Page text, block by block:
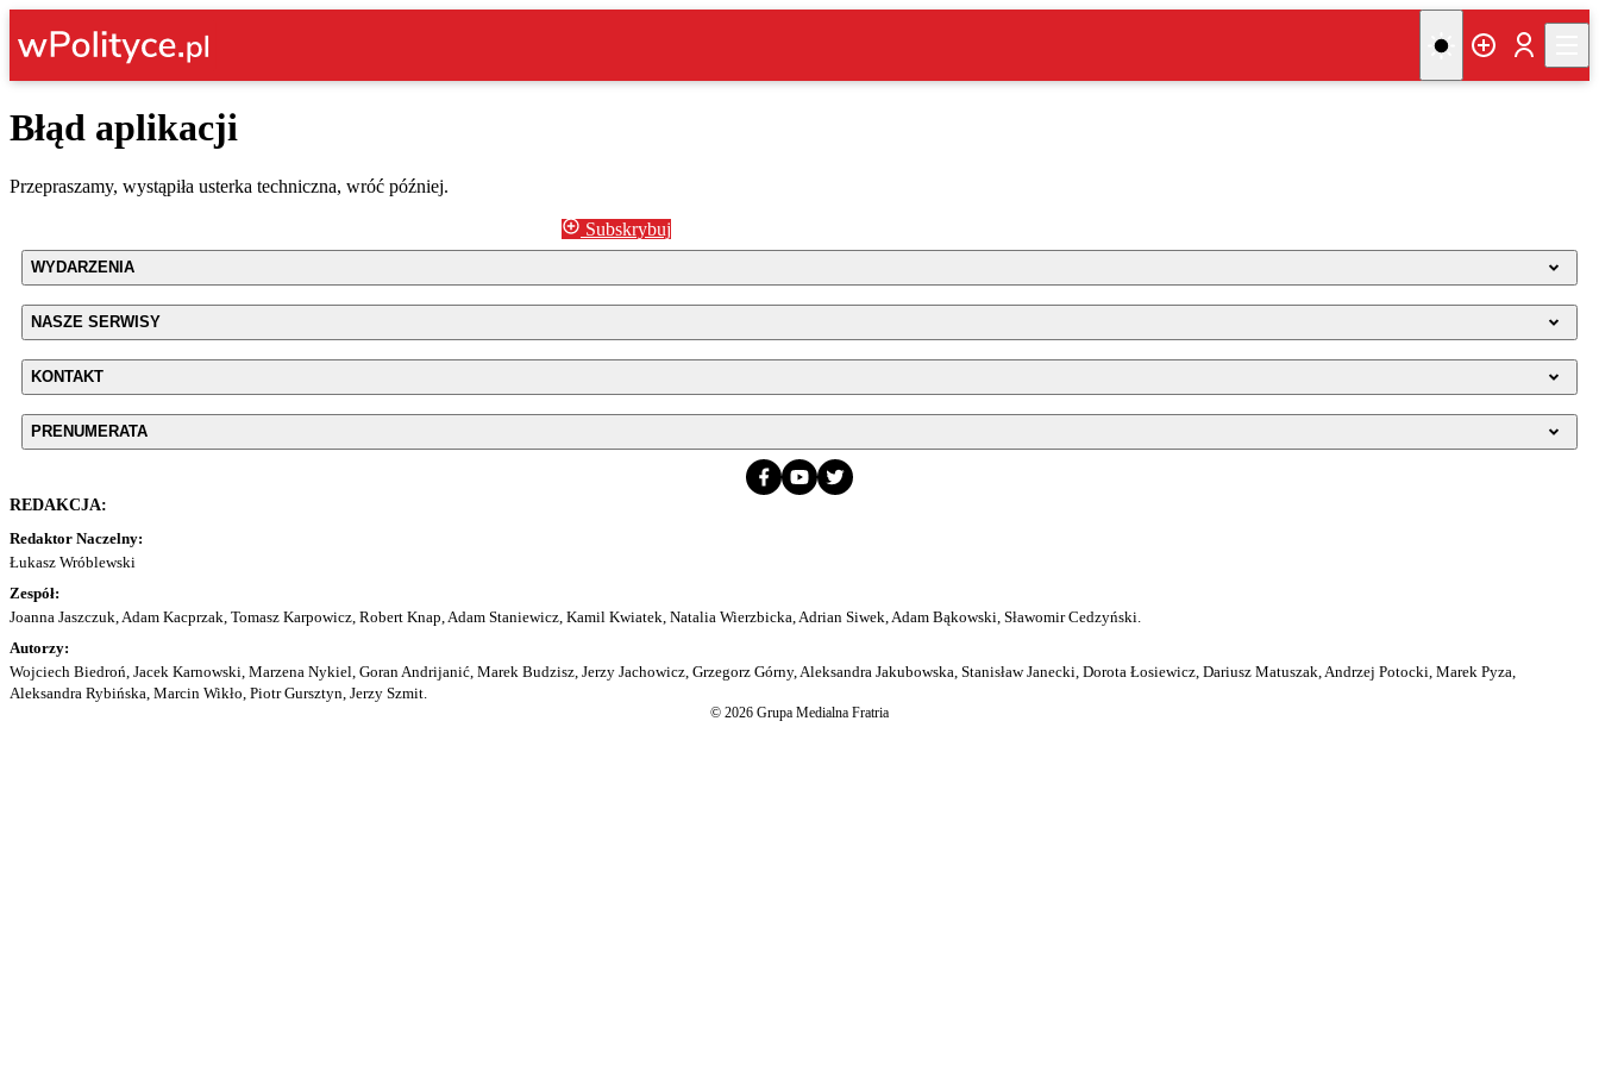
Błąd aplikacji
Przepraszamy, wystąpiła usterka techniczna, wróć później.
Subskrybuj
WYDARZENIA
NASZE SERWISY
KONTAKT
PRENUMERATA
REDAKCJA:
Redaktor Naczelny:
Łukasz Wróblewski
Zespół:
Joanna Jaszczuk, Adam Kacprzak, Tomasz Karpowicz, Robert Knap, Adam Staniewicz, Kamil Kwiatek, Natalia Wierzbicka, Adrian Siwek, Adam Bąkowski, Sławomir Cedzyński.
Autorzy:
Wojciech Biedroń, Jacek Karnowski, Marzena Nykiel, Goran Andrijanić, Marek Budzisz, Jerzy Jachowicz, Grzegorz Górny, Aleksandra Jakubowska, Stanisław Janecki, Dorota Łosiewicz, Dariusz Matuszak, Andrzej Potocki, Marek Pyza,
Aleksandra Rybińska, Marcin Wikło, Piotr Gursztyn, Jerzy Szmit.
© 2026 Grupa Medialna Fratria